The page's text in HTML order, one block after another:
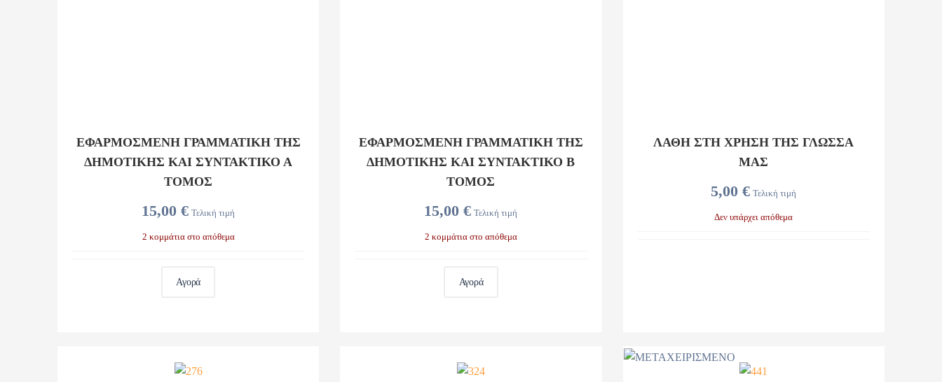
15,00 € Τελική τιμή
ΕΦΑΡΜΟΣΜΕΝΗ ΓΡΑΜΜΑΤΙΚΗ ΤΗΣ
ΔΗΜΟΤΙΚΗΣ ΚΑΙ ΣΥΝΤΑΚΤΙΚΟ Α
ΤΟΜΟΣ
2 κομμάτια στο απόθεμα
Αγορά
15,00 € Τελική τιμή
ΕΦΑΡΜΟΣΜΕΝΗ ΓΡΑΜΜΑΤΙΚΗ ΤΗΣ
ΔΗΜΟΤΙΚΗΣ ΚΑΙ ΣΥΝΤΑΚΤΙΚΟ Β
ΤΟΜΟΣ
2 κομμάτια στο απόθεμα
Αγορά
5,00 € Τελική τιμή
ΛΑΘΗ ΣΤΗ ΧΡΗΣΗ ΤΗΣ ΓΛΩΣΣΑ
ΜΑΣ
Δεν υπάρχει απόθεμα